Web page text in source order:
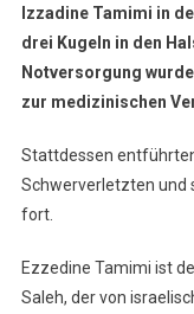
Izzadine Tamimi in
drei Kugeln in den
Notversorgung
zur medizinischen
Stattdessen
Schwerverletzten und
fort.
Ezzedine Tamimi ist
Saleh, der von